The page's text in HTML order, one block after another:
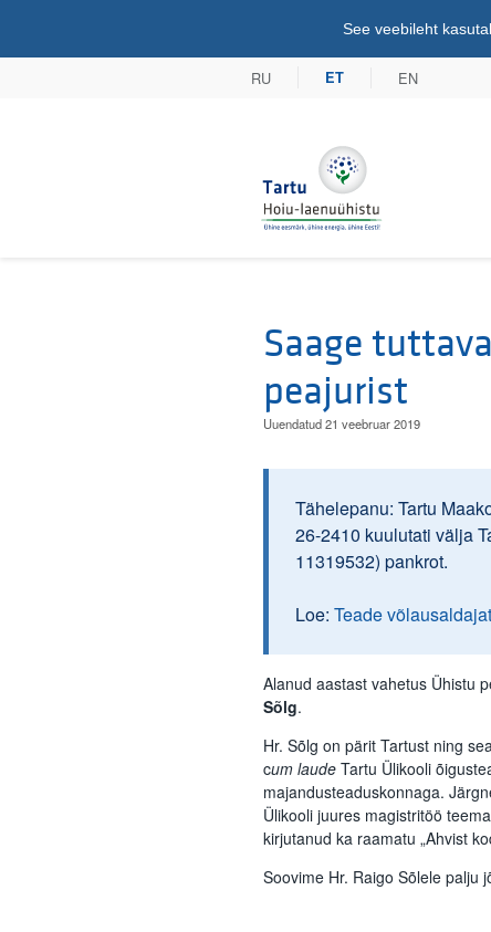
See veebileht
RU ET EN
Tartu Hoiu-
Saage
peajurist
Uuendatud 21 veebruar 2019
Tähelepanu: Tartu
26-2410 kuulutati välja
11319532) pankrot.
Loe: Teade
Alanud aastast vahetus Ühistu
Sõlg.
Hr. Sõlg on pärit Tartust ning
cum laude Tartu Ülikooli
majandusteaduskonnaga.
Ülikooli juures magistritöö
kirjutanud ka raamatu „Ahvist
Soovime Hr. Raigo Sõlele palju